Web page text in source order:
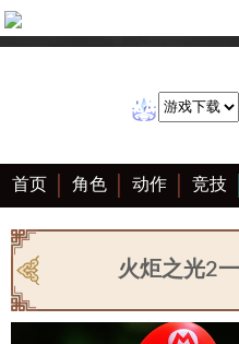
首页 角色 动作 竞技
冒险 棋牌 赛车 音乐
火炬之光2